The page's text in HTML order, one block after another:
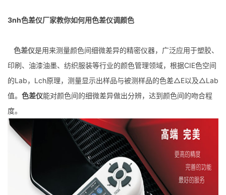
3nh色差仪厂家教你如何用色差仪调颜色
色差仪是用来测量颜色间细微差异的精密仪器，广泛应用于塑胶、
印刷、油漆油墨、纺织服装等行业的颜色管理领域，根据CIE色空间
的Lab，Lch原理，测量显示出样品与被测样品的色差△E以及△Lab
值。 色差仪能对颜色间的细微差异做出分辨，达到颜色间的吻合程
度。